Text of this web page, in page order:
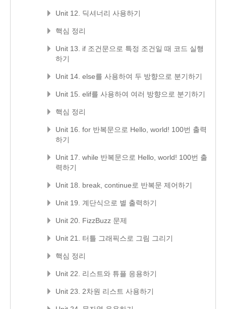
Unit 12. 딕셔너리 사용하기
핵심 정리
Unit 13. if 조건문으로 특정 조건일 때 코드 실행
하기
Unit 14. else를 사용하여 두 방향으로 분기하기
Unit 15. elif를 사용하여 여러 방향으로 분기하기
핵심 정리
Unit 16. for 반복문으로 Hello, world! 100번 출력
하기
Unit 17. while 반복문으로 Hello, world! 100번 출
력하기
Unit 18. break, continue로 반복문 제어하기
Unit 19. 계단식으로 별 출력하기
Unit 20. FizzBuzz 문제
Unit 21. 터틀 그래픽스로 그림 그리기
핵심 정리
Unit 22. 리스트와 튜플 응용하기
Unit 23. 2차원 리스트 사용하기